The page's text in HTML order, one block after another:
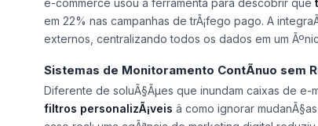
e-commerce usou a ferramenta para descobrir que
em 22% nas campanhas de trÃ¡fego pago. A
externos, centralizando todos os dados em um
Sistemas de Monitoramento ContÃ­nuo sem
Diferente de soluÃ§Ãµes que inundam caixas de e-
filtros personalizÃ¡veis â como ignorar